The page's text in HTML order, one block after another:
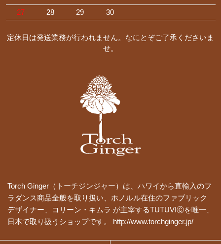
27
28 29 30
定休日は発送業務が行われません。なにとぞご了承くださいま
せ。
Torch Ginger（トーチジンジャー）は、ハワイから直輸入のフ
ラダンス商品全般を取り扱い、ホノルル在住のファブリック
デザイナー、コリーン・キムラ が主宰するTUTUVIⒸを唯一、
日本で取り扱うショップです。 http://www.torchginger.jp/